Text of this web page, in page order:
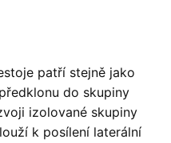
patří stejně jako
do skupiny
izolované skupiny
k posílení laterální